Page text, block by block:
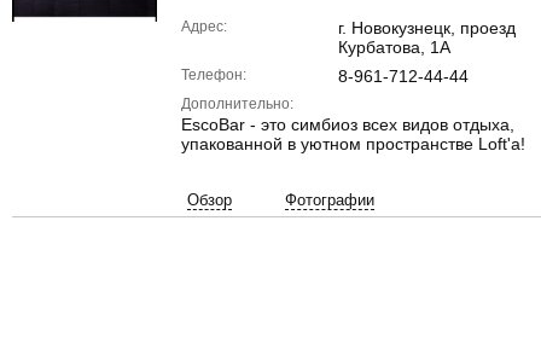
Адрес:
г. Новокузнецк, проезд
Курбатова, 1А
Телефон: 8-961-712-44-44
Дополнительно:
EscoBar - это симбиоз всех видов отдыха,
упакованной в уютном пространстве Loft'а!
Обзор Фотографии